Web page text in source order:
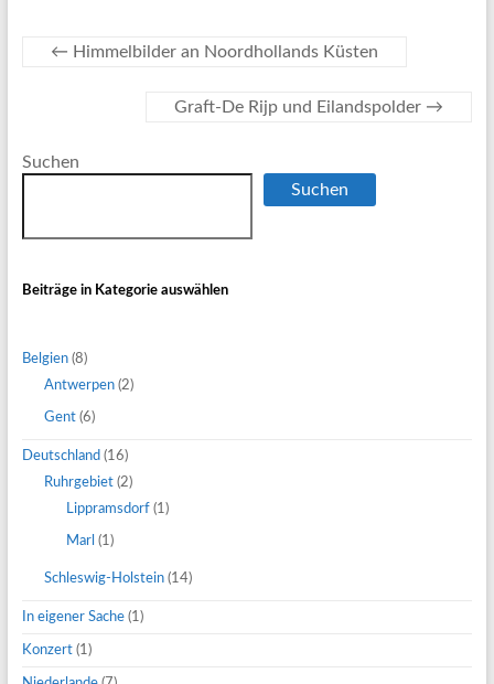
← Himmelbilder an Noordhollands Küsten
Graft-De Rijp und Eilandspolder →
Suchen
Suchen
Beiträge in Kategorie auswählen
Belgien(8)
Antwerpen(2)
Gent(6)
Deutschland (16)
Ruhrgebiet(2)
Lippramsdorf(1)
Marl (1)
Schleswig-Holstein(14)
In eigener Sache(1)
Konzert(1)